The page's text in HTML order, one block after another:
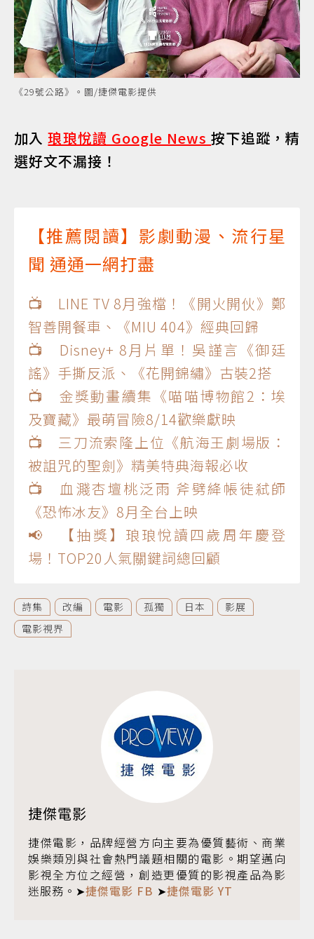
《29號公路》。圖/捷傑電影提供
加入琅琅悅讀 Google News按下追蹤，精
選好文不漏接！
【推薦閱讀】影劇動漫、流行星
聞 通通一網打盡
📺 LINE TV 8月強檔！《開火開伙》鄭
智善開餐車、《MIU 404》經典回歸
📺 Disney+ 8月片單！吳謹言《御廷
謠》手撕反派、《花開錦繡》古裝2搭
📺 金獎動畫續集《喵喵博物館2：埃
及寶藏》最萌冒險8/14歡樂獻映
📺 三刀流索隆上位《航海王劇場版：
被詛咒的聖劍》精美特典海報必收
📺 血濺杏壇桃泛雨 斧劈絳帳徒弒師
《恐怖冰友》8月全台上映
📢 【抽獎】琅琅悅讀四歲周年慶登
場！TOP20人氣關鍵詞總回顧
詩集 改編 電影 孤獨 日本
影展
電影視界
捷傑電影
捷傑電影，品牌經營方向主要為優質藝術、商業
娛樂類別與社會熱門議題相關的電影。期望邁向
影視全方位之經營，創造更優質的影視產品為影
迷服務。➤捷傑電影 FB ➤捷傑電影 YT